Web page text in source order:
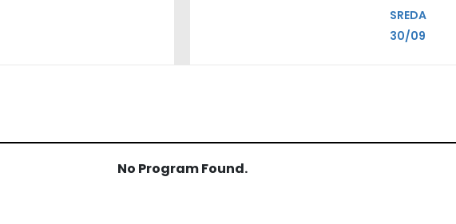
SREDA
30/09
No Program Found.